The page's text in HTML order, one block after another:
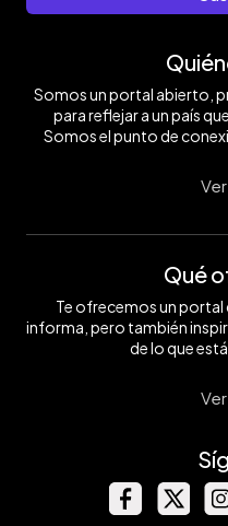
Somos un portal abierto,
para reflejar a un país
Somos el punto de
Qué
Te ofrecemos un
informa, pero también
de lo que